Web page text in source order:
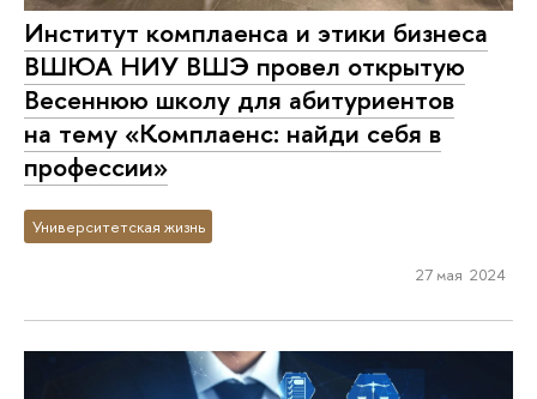
Институт комплаенса и этики бизнеса
ВШЮА НИУ ВШЭ провел открытую
Весеннюю школу для абитуриентов
на тему «Комплаенс: найди себя в
профессии»
Университетская жизнь
27 мая 2024